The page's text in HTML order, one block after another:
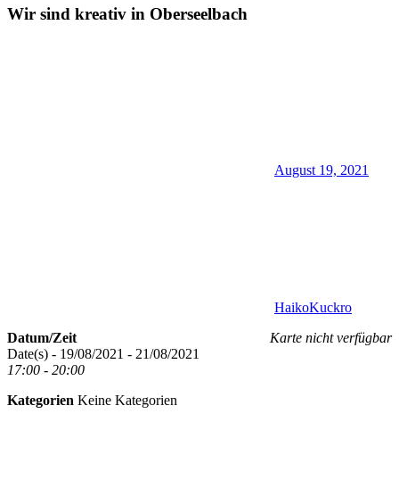
Wir sind kreativ in Oberseelbach
August 19, 2021
HaikoKuckro
Karte nicht verfügbar
Datum/Zeit
Date(s) - 19/08/2021 - 21/08/2021
17:00 - 20:00
Kategorien Keine Kategorien